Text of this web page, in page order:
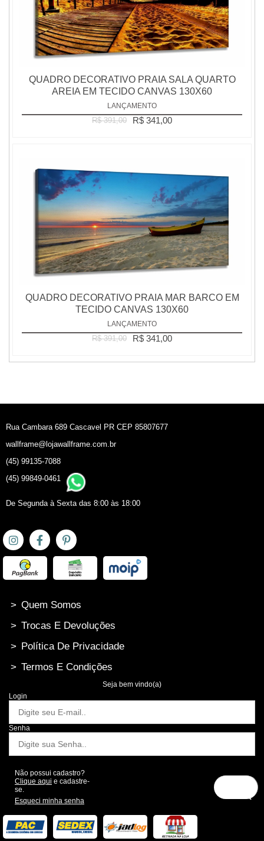
QUADRO DECORATIVO PRAIA SALA QUARTO
AREIA EM TECIDO CANVAS 130X60
LANÇAMENTO
R$ 391,00 R$ 341,00
QUADRO DECORATIVO PRAIA MAR BARCO EM
TECIDO CANVAS 130X60
LANÇAMENTO
R$ 391,00 R$ 341,00
Rua Cambara 689 Cascavel PR CEP 85807677
wallframe@lojawallframe.com.br
(45) 99135-7088
(45) 99849-0461
De Segunda à Sexta das 8:00 às 18:00
> Quem Somos
> Trocas E Devoluções
> Política De Privacidade
> Termos E Condições
Seja bem vindo(a)
Login
Senha
Não possui cadastro?
Clique aqui e cadastre-
se.
Esqueci minha senha